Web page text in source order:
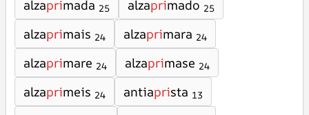
alzaprimada 25 alzaprimado 25
alzaprimais 24 alzaprimara 24
alzaprimare 24 alzaprimase 24
alzaprimeis 24 antiaprista 13